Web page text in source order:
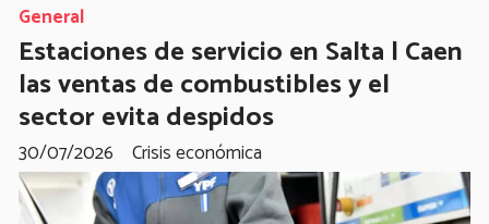
Estaciones de servicio en Salta | Caen
las ventas de combustibles y el
sector evita despidos
Crisis económica
General
30/07/2026